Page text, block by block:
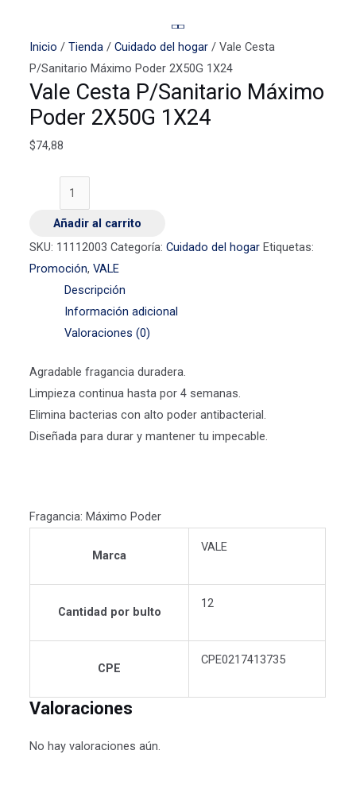
Inicio /Tienda /Cuidado del hogar / Vale Cesta
P/Sanitario Máximo Poder 2X50G 1X24
Vale Cesta P/Sanitario Máximo
Poder 2X50G 1X24
$74,88
Cesta
P/Sanitario
Máximo
Poder
1X24
cantidad
Añadir al carrito
SKU: 11112003 Categoría:Cuidado del hogar Etiquetas:
Promoción,VALE
Descripción
Información adicional
Valoraciones (0)
Agradable fragancia duradera.
Limpieza continua hasta por 4 semanas.
Elimina bacterias con alto poder antibacterial.
Diseñada para durar y mantener tu impecable.
Fragancia: Máximo Poder
Marca
VALE
Cantidad por bulto
12
CPE
CPE0217413735
Valoraciones
No hay valoraciones aún.